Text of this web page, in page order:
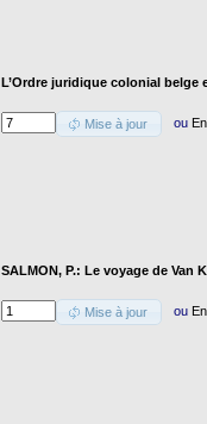
L’Ordre juridique colonial belge
Mise à jour ou
SALMON, P.: Le voyage de Van
Mise à jour ou